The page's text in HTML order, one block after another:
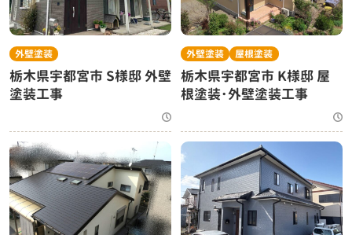
外壁塗装
栃木県宇都宮市 S様邸 外壁
塗装工事
外壁塗装 屋根塗装
栃木県宇都宮市 K様邸 屋
根塗装･外壁塗装工事